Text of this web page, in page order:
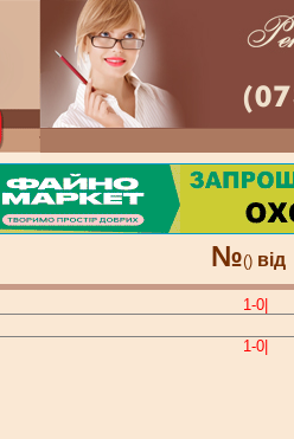
№() від
1-0|
1-0|